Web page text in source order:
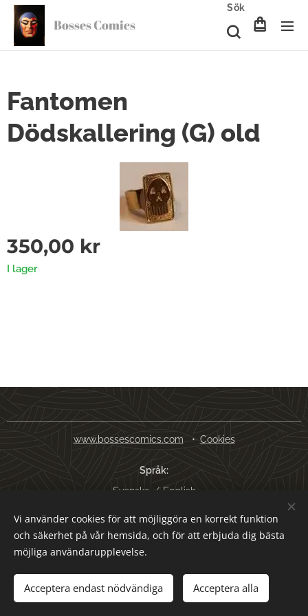
Bosses Comics
Sök
Fantomen
Dödskallering (G) old
350,00 kr
I lager
Lägg i kundvagnen
www.bossescomics.com Cookies
Språk
Svenska
English
Valutor
SEK kr
USD $ EUR € AUD $
Vi använder cookies för att möjliggöra en korrekt funktion
och säkerhet på vår hemsida, och för att erbjuda dig bästa
möjliga användarupplevelse.
Acceptera endast nödvändiga Acceptera alla